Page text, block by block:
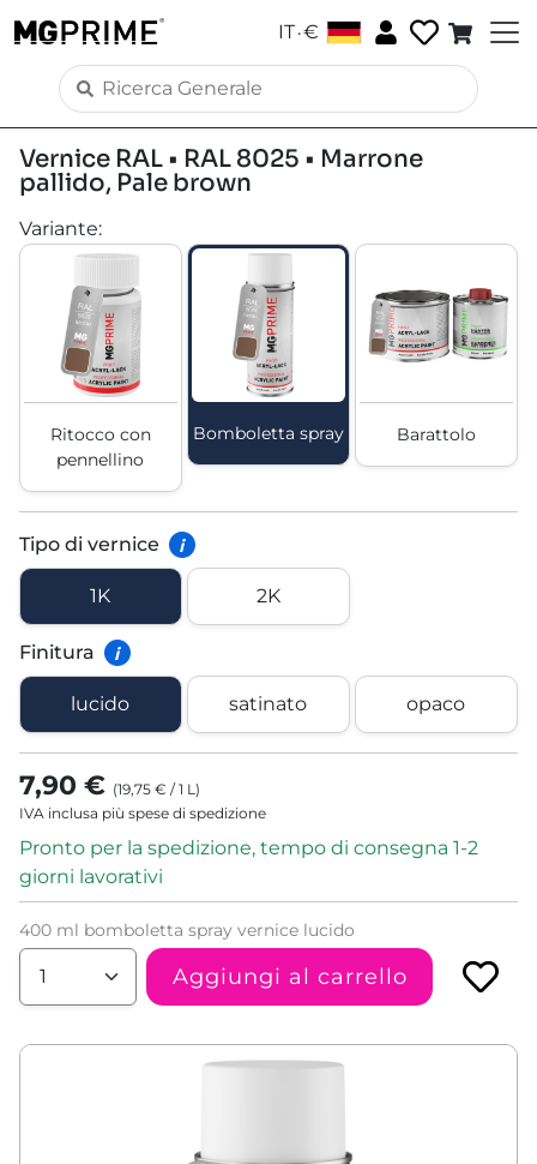
IT.€
Vernice RAL • RAL 8025 • Marrone
pallido, Pale brown
Variante:
Ritocco con
pennellino
Bomboletta spray Barattolo
Tipo di vernice i
1K 2K
Finitura i
lucido satinato opaco
7,90 € (19,75 € /1 L )
IVA inclusa più spese di spedizione
Pronto per la spedizione, tempo di consegna 1-2
giorni lavorativi
400 ml bomboletta spray vernice lucido
Aggiungi al carrello